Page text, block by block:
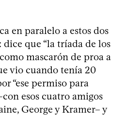
en paralelo a estos dos
que “la tríada de los
mascarón de proa a
vio cuando tenía 20
“ese permiso para
esos cuatro amigos
George y Kramer– y